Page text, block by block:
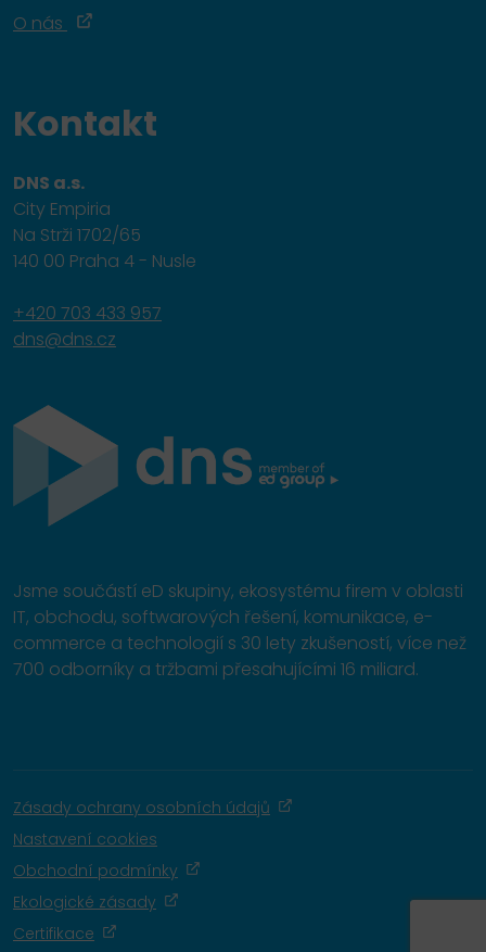
O nás
Kontakt
DNS a.s.
City Empiria
Na Strži 1702/65
140 00 Praha 4 - Nusle
+420 703 433 957
dns@dns.cz
Jsme součástí eD skupiny, ekosystému firem v oblasti
IT, obchodu, softwarových řešení, komunikace, e-
commerce a technologií s 30 lety zkušeností, více než
700 odborníky a tržbami přesahujícími 16 miliard.
Zásady ochrany osobních údajů
Nastavení cookies
Obchodní podmínky
Ekologické zásady
Certifikace